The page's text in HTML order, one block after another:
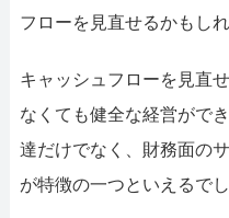
フローを見直せるかもしれ
キャッシュフローを見直
なくても健全な経営がで
達だけでなく、財務面の
が特徴の一つといえるでし